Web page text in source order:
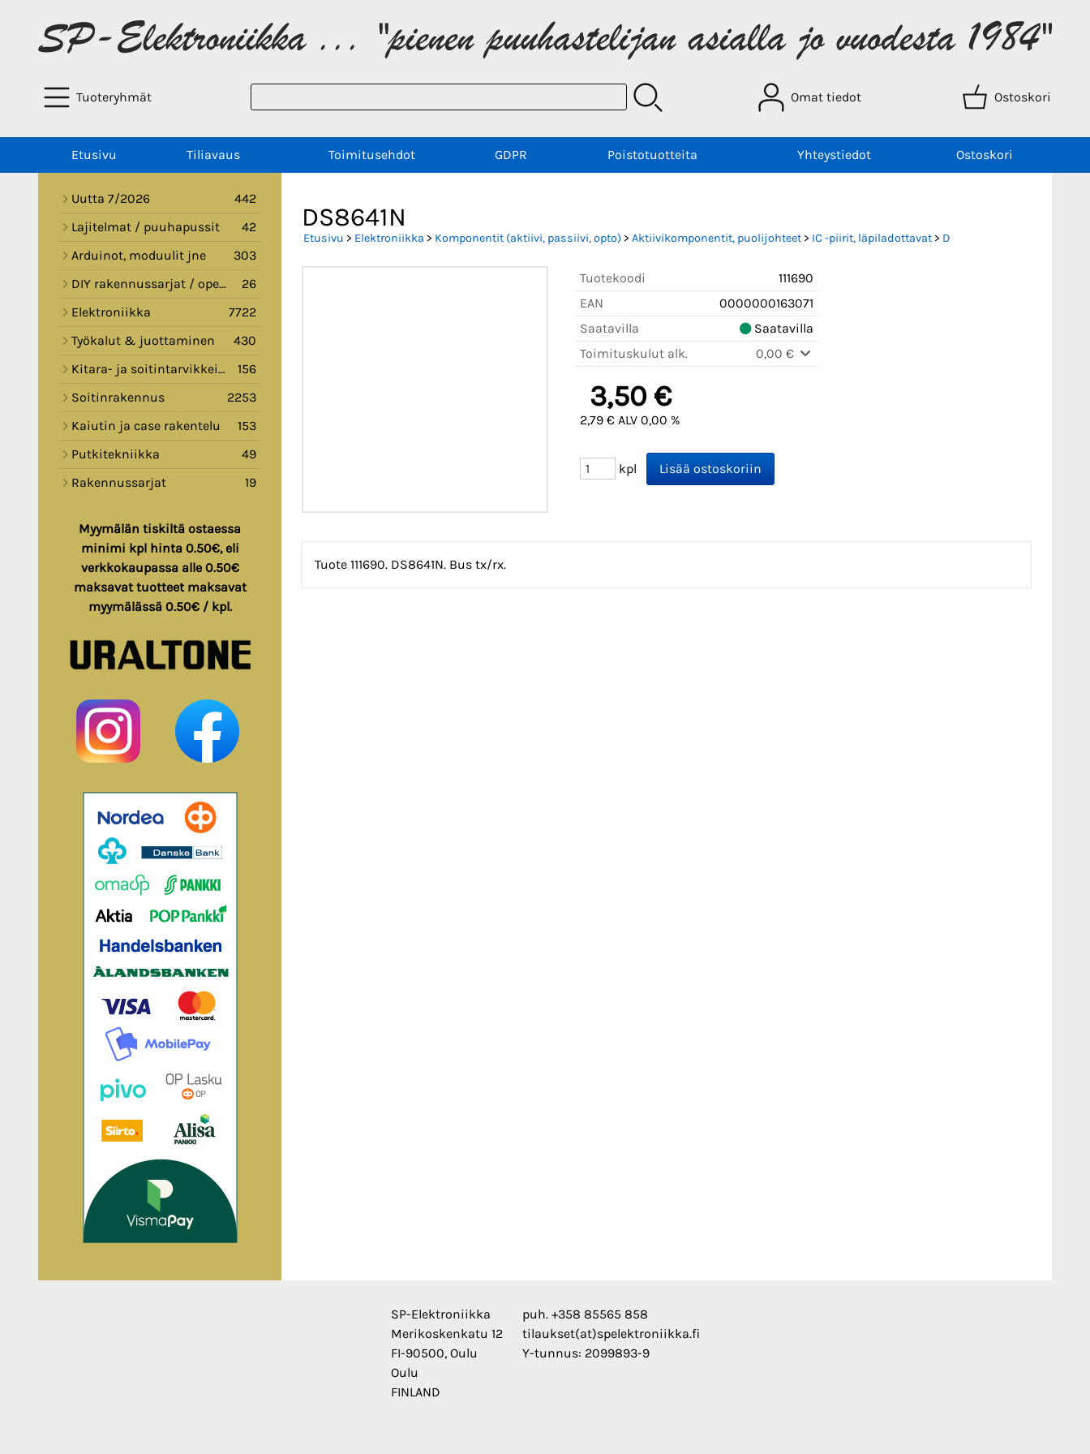
Tuoteryhmät Omat tiedot Ostoskori
Etusivu Tiliavaus Toimitusehdot GDPR Poistotuotteita Yhteystiedot Ostoskori
Uutta 7/2026
442
Lajitelmat / puuhapussit
42
Arduinot, moduulit jne
303
DIY rakennussarjat / opetussarjat
26
Elektroniikka
7722
Työkalut & juottaminen
430
Kitara- ja soitintarvikkeita
156
Soitinrakennus
2253
Kaiutin ja case rakentelu
153
Putkitekniikka
49
Rakennussarjat
19
Myymälän tiskiltä ostaessa
minimi kpl hinta 0.50€, eli
verkkokaupassa alle 0.50€
maksavat tuotteet maksavat
myymälässä 0.50€ / kpl.
DS8641N
Etusivu > Elektroniikka > Komponentit (aktiivi, passiivi, opto) > Aktiivikomponentit, puolijohteet> IC -piirit, läpiladottavat> D
Tuotekoodi
111690
EAN
0000000163071
Saatavilla
Saatavilla
Toimituskulut alk.
0,00 €
3,50 €
2,79 € ALV 0,00 %
kpl
Tuote 111690. DS8641N. Bus tx/rx.
SP-Elektroniikka
Merikoskenkatu 12
FI-90500, Oulu
Oulu
FINLAND
puh. +358 85565 858
tilaukset(at)spelektroniikka.fi
Y-tunnus: 2099893-9